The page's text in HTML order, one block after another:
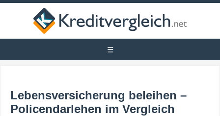
Lebensversicherung beleihen –
Policendarlehen im Vergleich